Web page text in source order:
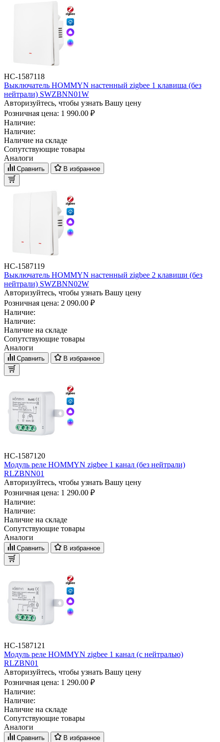
НС-1587118
Выключатель HOMMYN настенный zigbee 1 клавиша (без
нейтрали) SWZBNN01W
Авторизуйтесь, чтобы узнать Вашу цену
Розничная цена: 1 990.00 ₽
Наличие:
Наличие:
Наличие на складе
Сопутствующие товары
Аналоги
Сравнить В избранное
НС-1587119
Выключатель HOMMYN настенный zigbee 2 клавиши (без
нейтрали) SWZBNN02W
Авторизуйтесь, чтобы узнать Вашу цену
Розничная цена: 2 090.00 ₽
Наличие:
Наличие:
Наличие на складе
Сопутствующие товары
Аналоги
Сравнить В избранное
НС-1587120
Модуль реле HOMMYN zigbee 1 канал (без нейтрали)
RLZBNN01
Авторизуйтесь, чтобы узнать Вашу цену
Розничная цена: 1 290.00 ₽
Наличие:
Наличие:
Наличие на складе
Сопутствующие товары
Аналоги
Сравнить В избранное
НС-1587121
Модуль реле HOMMYN zigbee 1 канал (с нейтралью)
RLZBN01
Авторизуйтесь, чтобы узнать Вашу цену
Розничная цена: 1 290.00 ₽
Наличие:
Наличие:
Наличие на складе
Сопутствующие товары
Аналоги
Сравнить В избранное